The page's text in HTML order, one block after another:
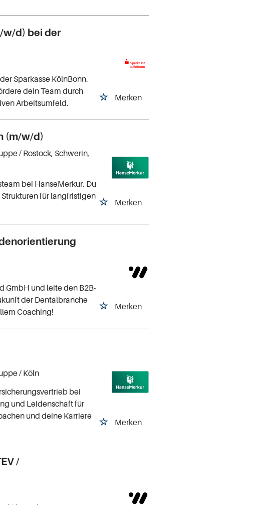
w/d) bei der
Merken
Sparkasse KölnBonn.
dein Team durch
Arbeitsumfeld.
(m/w/d)
Merken
/ Rostock, Schwerin,
bei HanseMerkur. Du
für langfristigen
Merken
GmbH und leite den B2B-
der Dentalbranche
Coaching!
Merken
/ Köln
bei
und Leidenschaft für
und deine Karriere
/